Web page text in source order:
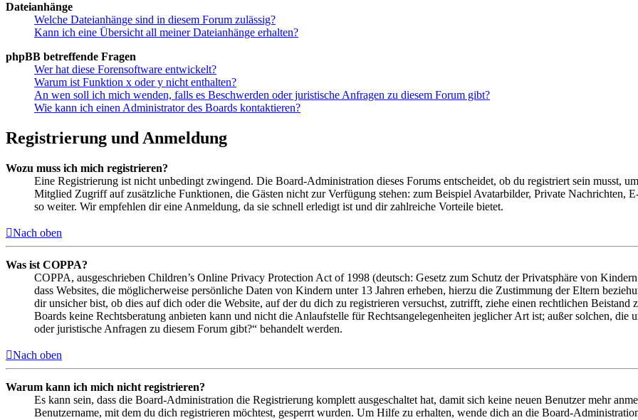
Dateianhänge
Welche Dateianhänge sind in diesem Forum zulässig?
Kann ich eine Übersicht all meiner Dateianhänge erhalten?
phpBB betreffende Fragen
Wer hat diese Forensoftware entwickelt?
Warum ist Funktion x oder y nicht enthalten?
An wen soll ich mich wenden, falls es Beschwerden oder juristische Anfragen zu diesem Forum gibt?
Wie kann ich einen Administrator des Boards kontaktieren?
Registrierung und Anmeldung
Wozu muss ich mich registrieren?
Eine Registrierung ist nicht unbedingt zwingend. Die Board-Administration dieses Forums entscheidet, ob du registriert sein musst,
Mitglied Zugriff auf zusätzliche Funktionen, die Gästen nicht zur Verfügung stehen: zum Beispiel Avatarbilder, Private Nachrichten,
so weiter. Wir empfehlen dir eine Anmeldung, da sie schnell erledigt ist und dir zahlreiche Vorteile bietet.
Nach oben
Was ist COPPA?
COPPA, ausgeschrieben Children’s Online Privacy Protection Act of 1998 (deutsch: Gesetz zum Schutz der Privatsphäre von
dass Websites, die möglicherweise persönliche Daten von Kindern unter 13 Jahren erheben, hierzu die Zustimmung der Eltern
dir unsicher bist, ob dies auf dich oder die Website, auf der du dich zu registrieren versuchst, zutrifft, ziehe einen rechtlichen
Boards keine Rechtsberatung anbieten kann und nicht die Anlaufstelle für Rechtsangelegenheiten jeglicher Art ist; außer solchen,
oder juristische Anfragen zu diesem Forum gibt?“ behandelt werden.
Nach oben
Warum kann ich mich nicht registrieren?
Es kann sein, dass die Board-Administration die Registrierung komplett ausgeschaltet hat, damit sich keine neuen Benutzer mehr
Benutzername, mit dem du dich registrieren möchtest, gesperrt wurden. Um Hilfe zu erhalten, wende dich an die Board-